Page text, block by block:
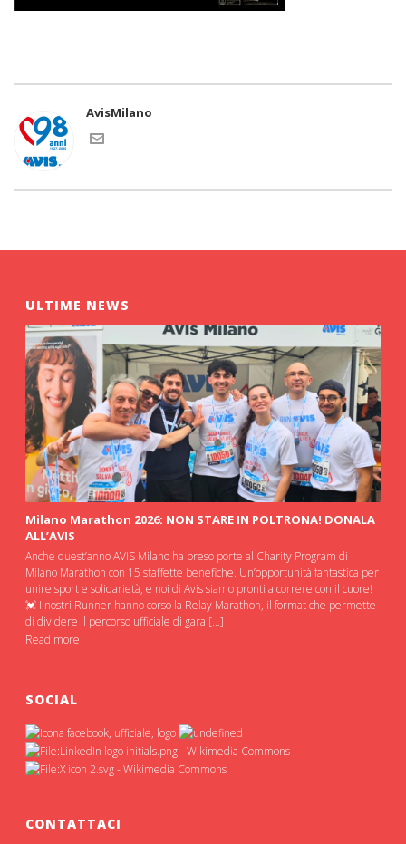
AvisMilano
ULTIME NEWS
Milano Marathon 2026: NON STARE IN POLTRONA! DONALA
ALL’AVIS
Anche quest’anno AVIS Milano ha preso porte al Charity Program di
Milano Marathon con 15 staffette benefiche. Un’opportunità fantastica per
unire sport e solidarietà, e noi di Avis siamo pronti a correre con il cuore!
💓 I nostri Runner hanno corso la Relay Marathon, il format che permette
di dividere il percorso ufficiale di gara […]
Read more
SOCIAL
CONTATTACI